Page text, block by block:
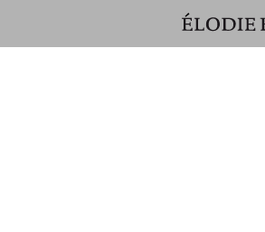
ÉLODIE
BOYER